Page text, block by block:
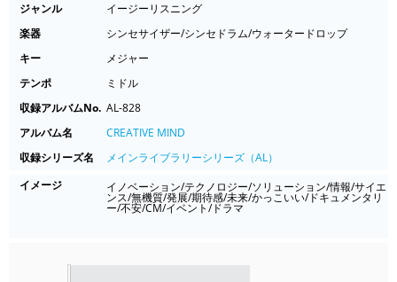
ジャンル
イージーリスニング
楽器
シンセサイザー/シンセドラム/ウォータードロップ
キー
メジャー
テンポ
ミドル
収録アルバムNo. AL-828
アルバム名
CREATIVE MIND
収録シリーズ名
メインライブラリーシリーズ（AL）
イメージ
イノベーション/テクノロジー/ソリューション/情報/サイエ
ンス/無機質/発展/期待感/未来/かっこいい/ドキュメンタリ
ー/不安/CM/イベント/ドラマ